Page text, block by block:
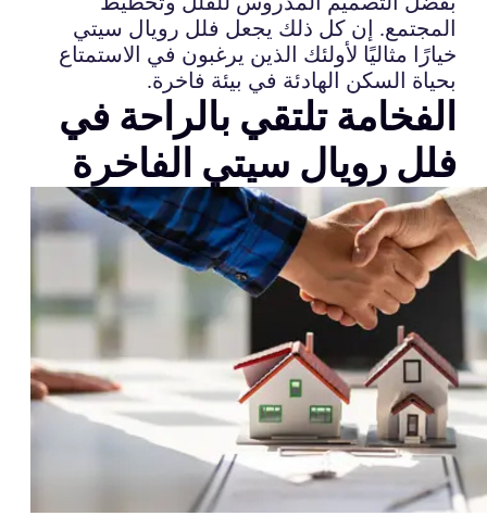
المجتمع. إن كل ذلك يجعل فلل رويال سيتي
خيارًا مثاليًا لأولئك الذين يرغبون في الاستمتاع
بحياة السكن الهادئة في بيئة فاخرة.
الفخامة تلتقي بالراحة في
فلل رويال سيتي الفاخرة